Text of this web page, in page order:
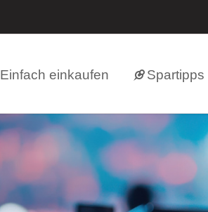
Einfach einkaufen Spartipps